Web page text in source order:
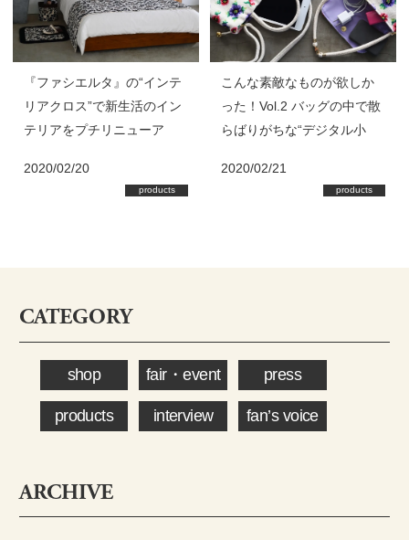
『ファシエルタ』の“インテ
リアクロス”で新生活のイン
テリアをプチリニューア
2020/02/20
products
こんな素敵なものが欲しか
った！Vol.2 バッグの中で散
らばりがちな“デジタル小
美しく整理整頓！
2020/02/21
products
CATEGORY
shop fair・event press
products interview fan’s voice
ARCHIVE